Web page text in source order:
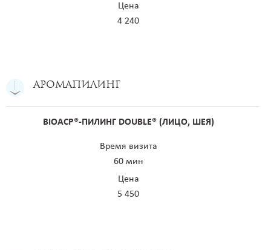
Цена
4 240
Аромапилинг
BIOACP®-ПИЛИНГ DOUBLE® (ЛИЦО, ШЕЯ)
Время визита
60 мин
Цена
5 450